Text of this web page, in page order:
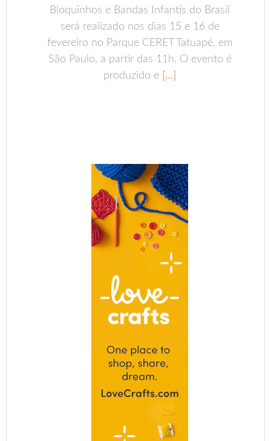
Bloquinhos e Bandas Infantis do Brasil
será realizado nos dias 15 e 16 de
fevereiro no Parque CERET Tatuapé, em
São Paulo, a partir das 11h. O evento é
produzido e […]